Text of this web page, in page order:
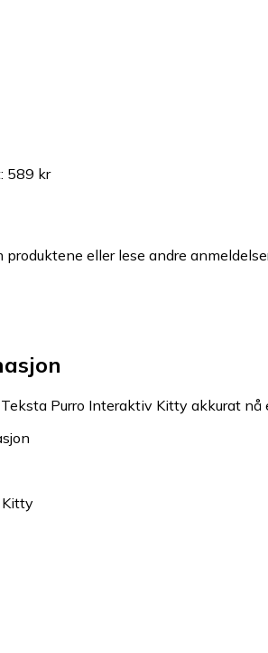
: 589 kr
produktene eller lese andre
Purro Interaktiv Kitty akkurat nå
Kitty